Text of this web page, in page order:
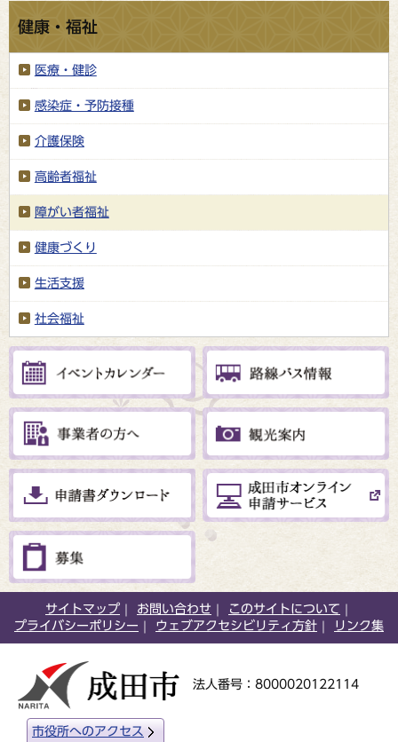
健康・福祉
医療・健診
感染症・予防接種
介護保険
高齢者福祉
障がい者福祉
健康づくり
生活支援
社会福祉
サイトマップ お問い合わせ
このサイトについて
プライバシーポリシー
ウェブアクセシビリティ方針 リンク集
法人番号：8000020122114
市役所へのアクセス